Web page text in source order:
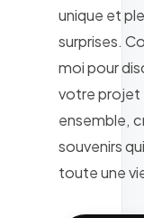
unique et
surprises.
moi pour
votre projet
ensemble,
souvenirs
toute une